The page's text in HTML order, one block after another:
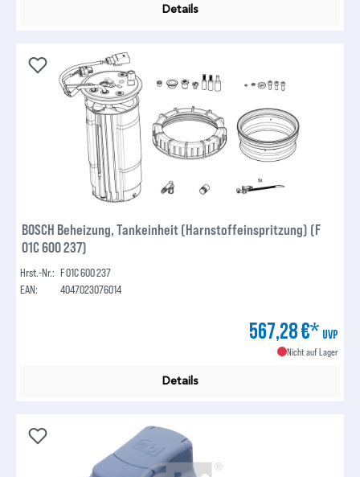
Details
BOSCH Beheizung, Tankeinheit (Harnstoffeinspritzung) (F
01C 600 237)
Hrst.-Nr.: F 01C 600 237
EAN:
4047023076014
567,28 €* UVP
Nicht auf Lager
Details